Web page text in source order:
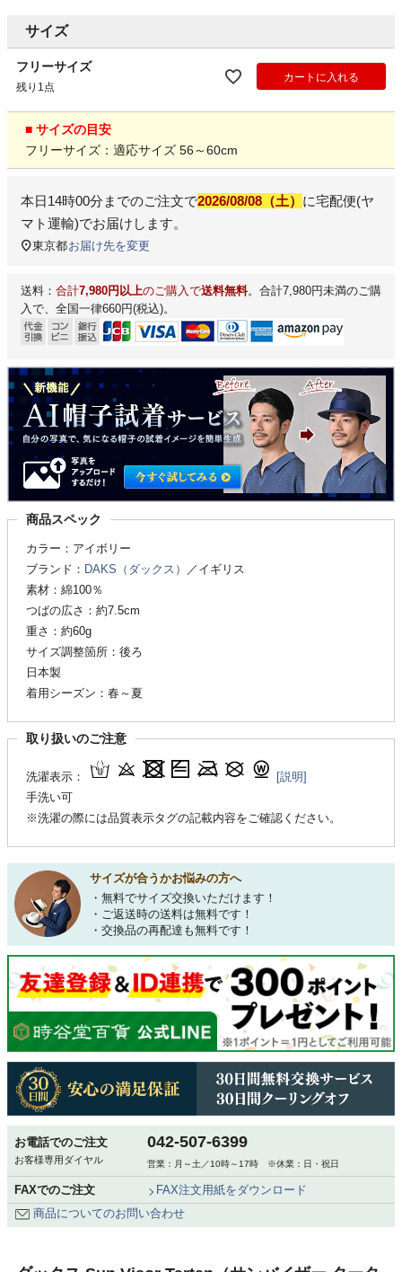
サイズ
フリーサイズ
残り1点
カートに入れる
■ サイズの目安
フリーサイズ：適応サイズ 56～60cm
本日14時00分 までのご注文で2026/08/08（土） に宅配便(ヤ
マト運輸)でお届けします。
東京都お届け先を変更
送料： 合計7,980円以上のご購入で送料無料。合計7,980円未満のご購
入で、全国一律660円(税込)。
商品スペック
カラー：アイボリー
ブランド： DAKS（ダックス）
／イギリス
素材：綿100％
つばの広さ：約7.5cm
重さ：約60g
サイズ調整箇所：後ろ
日本製
着用シーズン：春～夏
取り扱いのご注意
洗濯表示：
[説明]
手洗い可
※洗濯の際には品質表示タグの記載内容をご確認ください。
サイズが合うかお悩みの方へ
・無料でサイズ交換いただけます！
・ご返送時の送料は無料です！
・交換品の再配達も無料です！
お電話でのご注文
お客様専用ダイヤル
042-507-6399
営業：月～土／10時～17時 ※休業：日・祝日
FAXでのご注文
FAX注文用紙をダウンロード
商品についてのお問い合わせ